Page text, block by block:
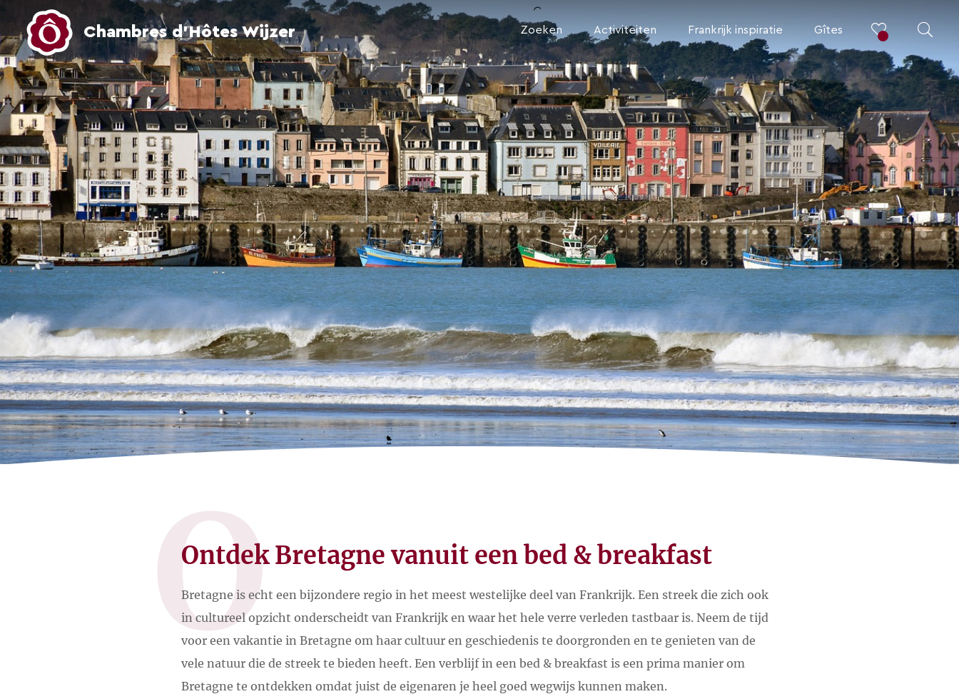
Chambres d’Hôtes Wijzer Zoeken Activiteiten Frankrijk inspiratie Gîtes
O
Ontdek Bretagne vanuit een bed & breakfast
Bretagne is echt een bijzondere regio in het meest westelijke deel van Frankrijk. Een streek die zich ook
in cultureel opzicht onderscheidt van Frankrijk en waar het hele verre verleden tastbaar is. Neem de tijd
voor een vakantie in Bretagne om haar cultuur en geschiedenis te doorgronden en te genieten van de
vele natuur die de streek te bieden heeft. Een verblijf in een bed & breakfast is een prima manier om
Bretagne te ontdekken omdat juist de eigenaren je heel goed wegwijs kunnen maken.